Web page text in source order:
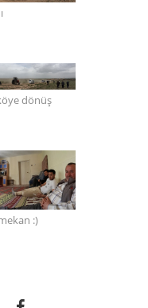
dönüş
:)